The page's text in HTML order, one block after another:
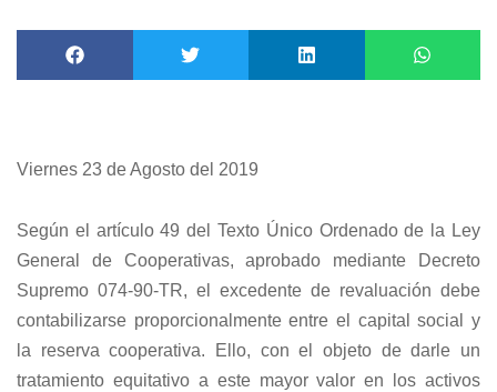
Viernes 23 de Agosto del 2019
Según el artículo 49 del Texto Único Ordenado de la Ley
General de Cooperativas, aprobado mediante Decreto
Supremo 074-90-TR, el excedente de revaluación debe
contabilizarse proporcionalmente entre el capital social y
la reserva cooperativa. Ello, con el objeto de darle un
tratamiento equitativo a este mayor valor en los activos